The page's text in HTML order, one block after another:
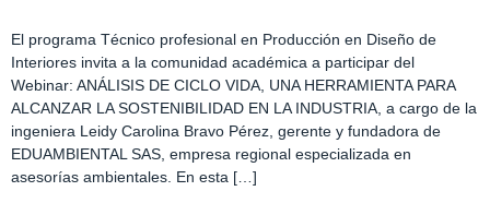
El programa Técnico profesional en Producción en Diseño de
Interiores invita a la comunidad académica a participar del
Webinar: ANÁLISIS DE CICLO VIDA, UNA HERRAMIENTA PARA
ALCANZAR LA SOSTENIBILIDAD EN LA INDUSTRIA, a cargo de la
ingeniera Leidy Carolina Bravo Pérez, gerente y fundadora de
EDUAMBIENTAL SAS, empresa regional especializada en
asesorías ambientales. En esta […]